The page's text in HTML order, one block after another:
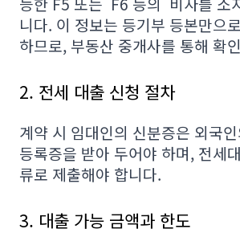
니다. 이 정보는 등기부 등본만으
하므로, 부동산 중개사를 통해 확
2. 전세 대출 신청 절차
계약 시 임대인의 신분증은 외국
등록증을 받아 두어야 하며, 전세
류로 제출해야 합니다.
3. 대출 가능 금액과 한도